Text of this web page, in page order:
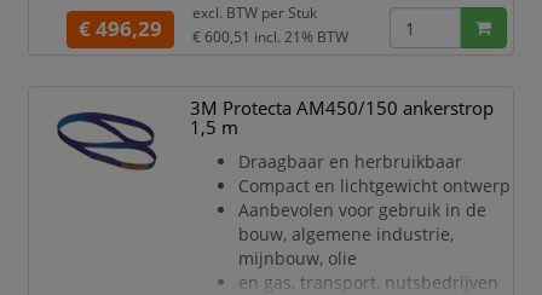
€ 496,29
excl. BTW per Stuk
€ 600,51 incl. 21% BTW
3M Protecta AM450/150 ankerstrop
1,5 m
Draagbaar en herbruikbaar
Compact en lichtgewicht ontwerp
Aanbevolen voor gebruik in de
bouw, algemene industrie,
mijnbouw, olie
en gas, transport, nutsbedrijven